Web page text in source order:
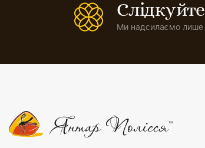
Ми надсилаємо лише